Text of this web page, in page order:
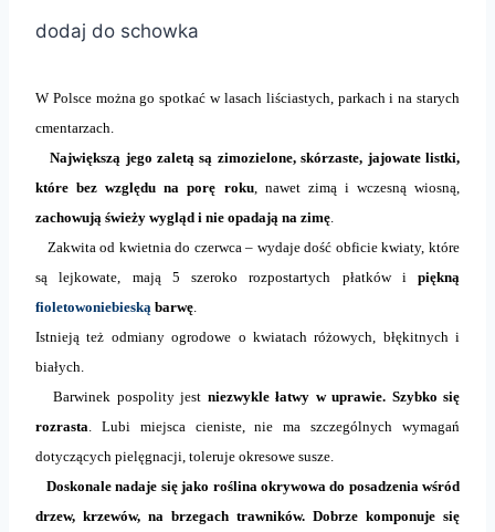
dodaj do schowka
W Polsce można go spotkać w lasach liściastych, parkach i na starych
cmentarzach.
Największą jego zaletą są zimozielone, skórzaste, jajowate listki,
które bez względu na porę roku, nawet zimą i wczesną wiosną,
zachowują świeży wygląd i nie opadają na zimę.
Zakwita od kwietnia do czerwca – wydaje dość obficie kwiaty, które
są lejkowate, mają 5 szeroko rozpostartych płatków i piękną
fioletowoniebieską barwę.
Istnieją też odmiany ogrodowe o kwiatach różowych, błękitnych i
białych.
Barwinek pospolity jest niezwykle łatwy w uprawie. Szybko się
rozrasta. Lubi miejsca cieniste, nie ma szczególnych wymagań
dotyczących pielęgnacji, toleruje okresowe susze.
Doskonale nadaje się jako roślina okrywowa do posadzenia wśród
drzew, krzewów, na brzegach trawników. Dobrze komponuje się